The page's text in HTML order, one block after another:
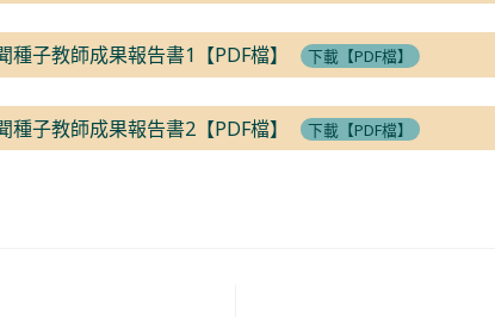
子教師成果報告書1【PDF檔】 下載【PDF檔】
子教師成果報告書2【PDF檔】 下載【PDF檔】